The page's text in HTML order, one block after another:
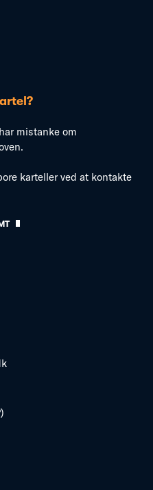
mistanke om
karteller ved at kontakte